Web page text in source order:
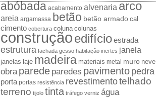
abóbada acabamento alvenariaarco
areia argamassa betão betão armado cal
cimento cobertura coluna colunas
construçãoedifício estrada
estrutura fachada gesso habitação inertes janela
janelas laje madeira materiais metal muro neve
obra parede paredes pavimento pedra
porta portas resistência revestimentotelhado
terreno tijolo tinta tráfego verniz água